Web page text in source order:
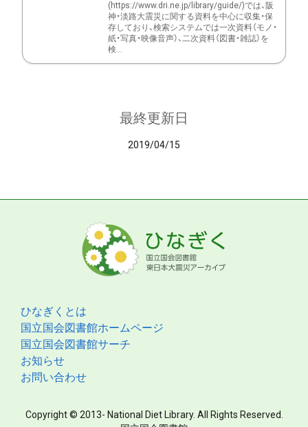
(https://www.dri.ne.jp/library/guide/)では、阪
神・淡路大震災に関する資料を中心に収集・保
存しており、検索システムでは一次資料（モノ・
紙・写真・映像音声）、二次資料（図書・雑誌）を
検...
最終更新日
2019/04/15
ひなぎくとは
国立国会図書館ホームページ
国立国会図書館サーチ
お知らせ
お問い合わせ
Copyright © 2013- National Diet Library. All Rights Reserved.